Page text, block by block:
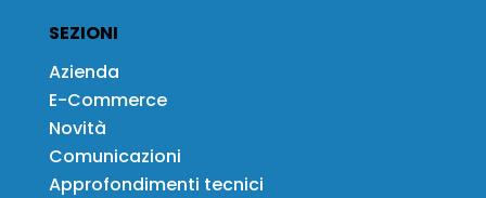
SEZIONI
Azienda
E-Commerce
Novità
Comunicazioni
Approfondimenti tecnici